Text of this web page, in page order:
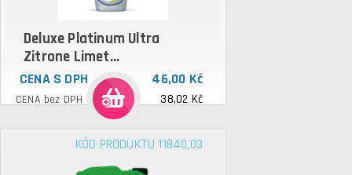
Deluxe Platinum Ultra
Zitrone Limet...
CENA S DPH 46,00 Kč
CENA bez DPH 38,02 Kč
KÓD PRODUKTU 11840,03